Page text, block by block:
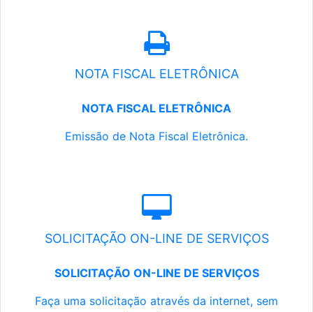
NOTA FISCAL ELETRÔNICA
NOTA FISCAL ELETRÔNICA
Emissão de Nota Fiscal Eletrônica.
SOLICITAÇÃO ON-LINE DE SERVIÇOS
SOLICITAÇÃO ON-LINE DE SERVIÇOS
Faça uma solicitação através da internet, sem